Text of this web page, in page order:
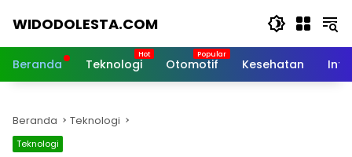
WIDODOLESTA.COM
dan
Terkini
Beranda Teknologi Otomotif Kesehatan
Beranda Teknologi
Teknologi